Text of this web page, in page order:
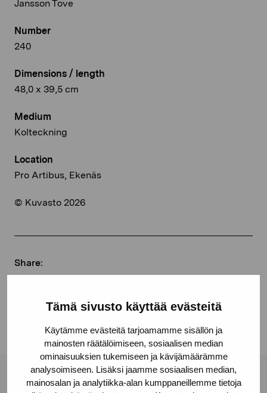
Tämä sivusto käyttää evästeitä
Käytämme evästeitä tarjoamamme sisällön ja
mainosten räätälöimiseen, sosiaalisen median
ominaisuuksien tukemiseen ja kävijämäärämme
analysoimiseen. Lisäksi jaamme sosiaalisen median,
mainosalan ja analytiikka-alan kumppaneillemme tietoja
Jansson Tove
Number
240
Dimensions / length
48,0 x 39,5 cm
Medium
Kolteckning
Location
Pro Artibus, Ekenäs
© Kuvasto 2026
Share:
Linkedin
Pro Artibus Foundation